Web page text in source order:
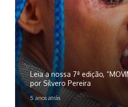
Leia a nossa 7ª edição,
por Silvero Pereira
5 anos atrás